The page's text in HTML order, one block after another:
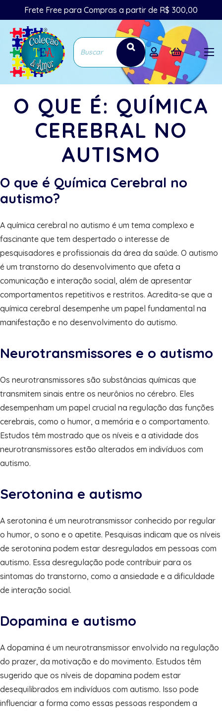
Frete Free para Compras a partir de R$ 300,00
O QUE É: QUÍMICA
CEREBRAL NO
AUTISMO
O que é Química Cerebral no
autismo?
A química cerebral no autismo é um tema complexo e
fascinante que tem despertado o interesse de
pesquisadores e profissionais da área da saúde. O autismo
é um transtorno do desenvolvimento que afeta a
comunicação e interação social, além de apresentar
comportamentos repetitivos e restritos. Acredita-se que a
química cerebral desempenhe um papel fundamental na
manifestação e no desenvolvimento do autismo.
Neurotransmissores e o autismo
Os neurotransmissores são substâncias químicas que
transmitem sinais entre os neurônios no cérebro. Eles
desempenham um papel crucial na regulação das funções
cerebrais, como o humor, a memória e o comportamento.
Estudos têm mostrado que os níveis e a atividade dos
neurotransmissores estão alterados em indivíduos com
autismo.
Serotonina e autismo
A serotonina é um neurotransmissor conhecido por regular
o humor, o sono e o apetite. Pesquisas indicam que os níveis
de serotonina podem estar desregulados em pessoas com
autismo. Essa desregulação pode contribuir para os
sintomas do transtorno, como a ansiedade e a dificuldade
de interação social.
Dopamina e autismo
A dopamina é um neurotransmissor envolvido na regulação
do prazer, da motivação e do movimento. Estudos têm
sugerido que os níveis de dopamina podem estar
desequilibrados em indivíduos com autismo. Isso pode
influenciar a forma como essas pessoas respondem a